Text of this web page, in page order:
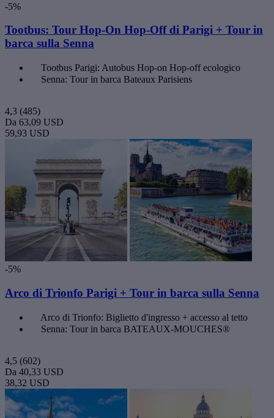
-5%
Tootbus: Tour Hop-On Hop-Off di Parigi + Tour in
barca sulla Senna
Tootbus Parigi: Autobus Hop-on Hop-off ecologico
Senna: Tour in barca Bateaux Parisiens
4,3 (485)
Da 63,09 USD
59,93 USD
-5%
Arco di Trionfo Parigi + Tour in barca sulla Senna
Arco di Trionfo: Biglietto d'ingresso + accesso al tetto
Senna: Tour in barca BATEAUX-MOUCHES®
4,5 (602)
Da 40,33 USD
38,32 USD